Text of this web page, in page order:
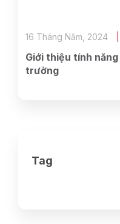
Giới thiệu tính
trường
16 Tháng Năm, 2024
Tag